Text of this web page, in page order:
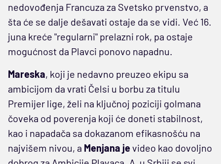
nedovođenja Francuza za Svetsko prvenstvo, a
šta će se dalje dešavati ostaje da se vidi. Već 16.
juna kreće "regularni" prelazni rok, pa ostaje
mogućnost da Plavci ponovo napadnu.
Mareska, koji je nedavno preuzeo ekipu sa
ambicijom da vrati Čelsi u borbu za titulu
Premijer lige, želi na ključnoj poziciji golmana
čoveka od poverenja koji će doneti stabilnost,
kao i napadača sa dokazanom efikasnošću na
najvišem nivou, a Menjana jevideo kao dovoljno